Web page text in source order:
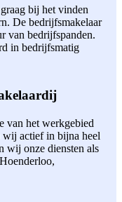
bij het vinden
De bedrijfsmakelaar
van bedrijfspanden.
in bedrijfsmatig
van het werkgebied
wij actief in bijna heel
wij onze diensten als